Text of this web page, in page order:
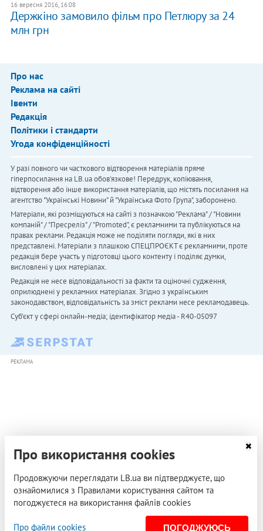
16 вересня 2016, 16:08
Держкіно замовило фільм про Петлюру за 24
млн грн
Про нас
Реклама на сайті
Івенти
Редакція
Політики і стандарти
Угода конфіденційності
У разі повного чи часткового відтворення матеріалів пряме
гіперпосилання на LB.ua обов'язкове! Передрук, копіювання,
відтворення або інше використання матеріалів, що містять посилання на
агентство "Українськi Новини" й "Українська Фото Група", заборонено.
Матеріали, які розміщуються на сайті з позначкою "Реклама" / "Новини
компаній" / "Пресреліз" / "Promoted", є рекламними та публікуються на
правах реклами. Редакція може не поділяти погляди, які в них
представлені. Матеріали з плашкою СПЕЦПРОЄКТ є рекламними, проте
редакція бере участь у підготовці цього контенту і поділяє думки,
висловлені у цих матеріалах.
Редакція не несе відповідальності за факти та оціночні судження,
оприлюднені у рекламних матеріалах. Згідно з українським
законодавством, відповідальність за зміст реклами несе рекламодавець.
Cуб'єкт у сфері онлайн-медіа; ідентифікатор медіа - R40-05097
РЕКЛАМА
Про використання cookies
Продовжуючи переглядати LB.ua ви підтверджуєте, що
ознайомилися з Правилами користування сайтом та
погоджуєтеся на використання файлів cookies
Про файли cookies ПОГОДЖУЮСЬ